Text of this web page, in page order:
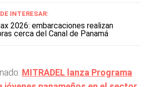
INTERESAR:
2026: embarcaciones realizan
cerca del Canal de Panamá
MITRADEL lanza Programa